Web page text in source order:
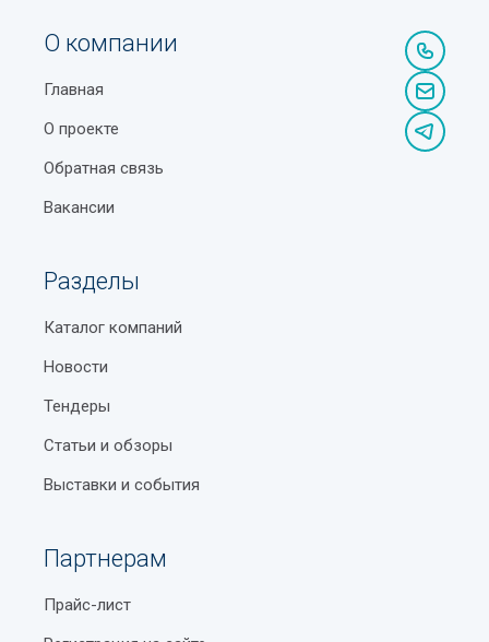
О компании
Главная
О проекте
Обратная связь
Вакансии
Разделы
Каталог компаний
Новости
Тендеры
Статьи и обзоры
Выставки и события
Партнерам
Прайс-лист